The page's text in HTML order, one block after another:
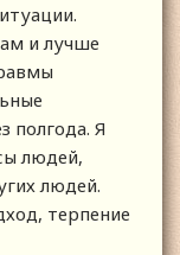
и лучше
полгода. Я
людей,
людей.
терпение